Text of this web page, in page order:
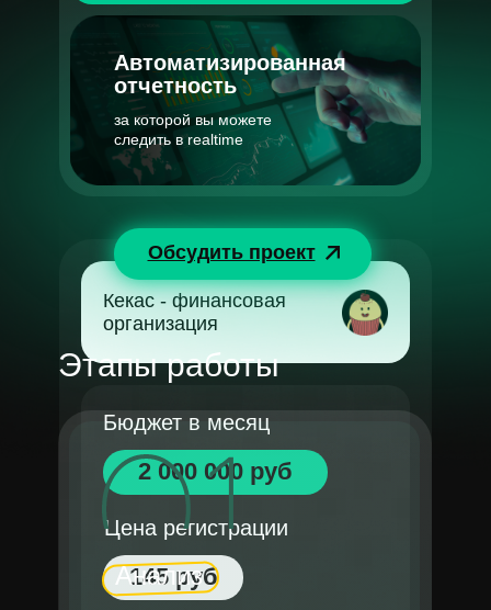
2 000 000 руб
Бюджет в месяц
145 руб
Цена регистрации
Кекас - финансовая
организация
за которой вы можете
следить в realtime
Автоматизированная
отчетность
Обсудить проект
Анализ
Этапы работы